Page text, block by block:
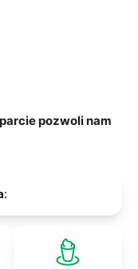
pozwoli nam